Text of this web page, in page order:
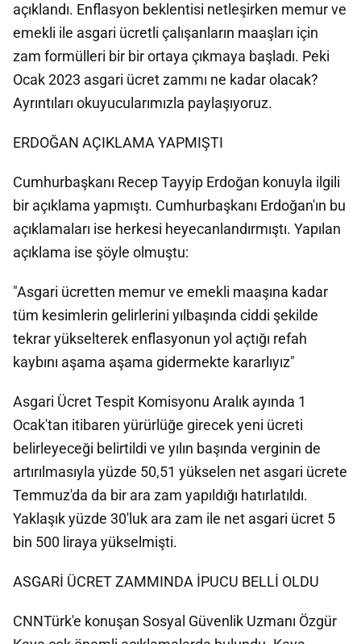
açıklandı. Enflasyon beklentisi netleşirken memur ve
emekli ile asgari ücretli çalışanların maaşları için
zam formülleri bir bir ortaya çıkmaya başladı. Peki
Ocak 2023 asgari ücret zammı ne kadar olacak?
Ayrıntıları okuyucularımızla paylaşıyoruz.
ERDOĞAN AÇIKLAMA YAPMIŞTI
Cumhurbaşkanı Recep Tayyip Erdoğan konuyla ilgili
bir açıklama yapmıştı. Cumhurbaşkanı Erdoğan'ın bu
açıklamaları ise herkesi heyecanlandırmıştı. Yapılan
açıklama ise şöyle olmuştu:
"Asgari ücretten memur ve emekli maaşına kadar
tüm kesimlerin gelirlerini yılbaşında ciddi şekilde
tekrar yükselterek enflasyonun yol açtığı refah
kaybını aşama aşama gidermekte kararlıyız"
Asgari Ücret Tespit Komisyonu Aralık ayında 1
Ocak'tan itibaren yürürlüğe girecek yeni ücreti
belirleyeceği belirtildi ve yılın başında verginin de
artırılmasıyla yüzde 50,51 yükselen net asgari ücrete
Temmuz'da da bir ara zam yapıldığı hatırlatıldı.
Yaklaşık yüzde 30'luk ara zam ile net asgari ücret 5
bin 500 liraya yükselmişti.
ASGARİ ÜCRET ZAMMINDA İPUCU BELLİ OLDU
CNNTürk'e konuşan Sosyal Güvenlik Uzmanı Özgür